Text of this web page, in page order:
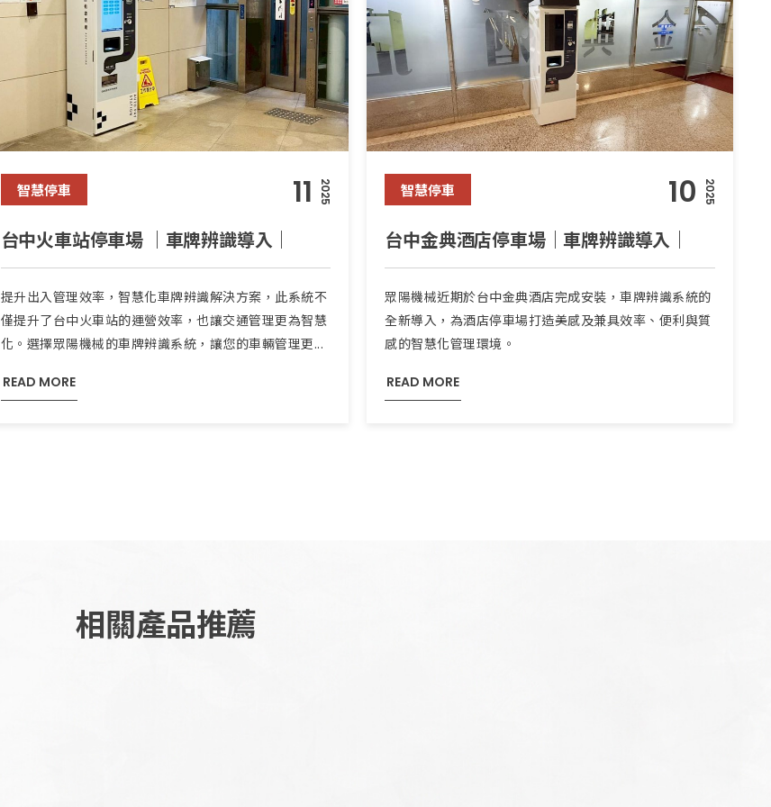
智慧停車 11 2025
台中火車站停車場 ｜車牌辨識導入｜
提升出入管理效率，智慧化車牌辨識解決方案，此系統不
僅提升了台中火車站的運營效率，也讓交通管理更為智慧
化。選擇眾陽機械的車牌辨識系統，讓您的車輛管理更...
READ MORE
智慧停車 10 2025
台中金典酒店停車場｜車牌辨識導入｜
眾陽機械近期於台中金典酒店完成安裝，車牌辨識系統的
全新導入，為酒店停車場打造美感及兼具效率、便利與質
感的智慧化管理環境。
READ MORE
相關產品推薦